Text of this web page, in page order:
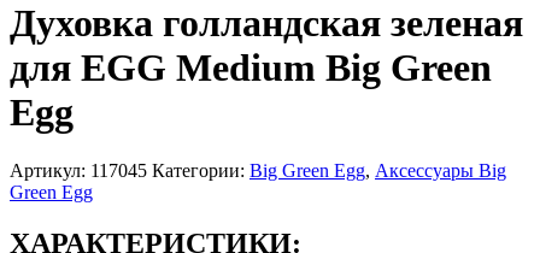
Духовка голландская зеленая
для EGG Medium Big Green
Egg
Артикул: 117045 Категории: Big Green Egg, Аксессуары Big
Green Egg
ХАРАКТЕРИСТИКИ: